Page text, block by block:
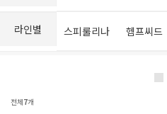
라인별 스피룰리나 헴프씨드
전체7개